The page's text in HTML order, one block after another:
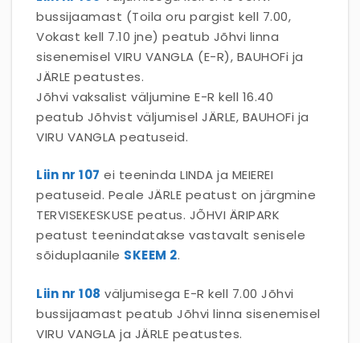
bussijaamast (Toila oru pargist kell 7.00,
Vokast kell 7.10 jne) peatub Jõhvi linna
sisenemisel VIRU VANGLA (E-R), BAUHOFi ja
JÄRLE peatustes.
Jõhvi vaksalist väljumine E-R kell 16.40
peatub Jõhvist väljumisel JÄRLE, BAUHOFi ja
VIRU VANGLA peatuseid.
Liin nr 107 ei teeninda LINDA ja MEIEREI
peatuseid. Peale JÄRLE peatust on järgmine
TERVISEKESKUSE peatus. JÕHVI ÄRIPARK
peatust teenindatakse vastavalt senisele
sõiduplaanile SKEEM 2.
Liin nr 108 väljumisega E-R kell 7.00 Jõhvi
bussijaamast peatub Jõhvi linna sisenemisel
VIRU VANGLA ja JÄRLE peatustes.